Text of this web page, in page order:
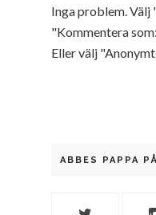
Inga problem.
"Kommentera
Eller välj
ABBES PAPPA